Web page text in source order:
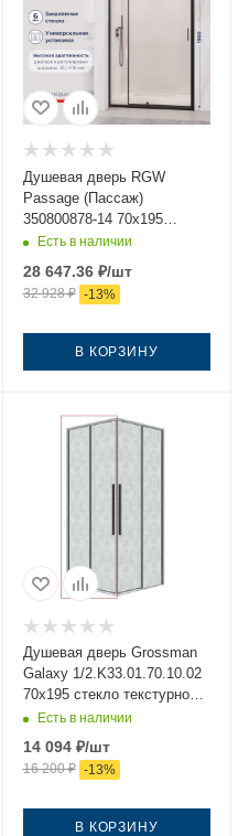
Душевая дверь RGW
Passage (Пассаж)
350800878-14 70х195
стекло прозрачное
Есть в наличии
28 647.36₽/шт
32 928₽ -13%
В КОРЗИНУ
Душевая дверь Grossman
Galaxy 1/2.K33.01.70.10.02
70х195 стекло текстурное
профиль хром
Есть в наличии
14 094₽/шт
16 200₽ -13%
В КОРЗИНУ